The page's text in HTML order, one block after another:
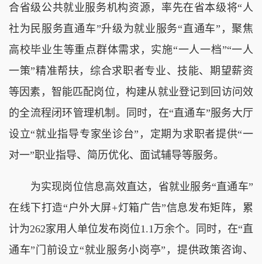
合省级公共就业服务机构资源，率先在省本级将“人
社为民服务直通车”升级为就业服务“直通车”，聚焦
高校毕业生等重点群体需求，实施“一人一档”“一人
一策”精准帮扶，综合求职者专业、技能、期望薪资
等因素，智能匹配岗位，构建从就业登记到回访问效
的全流程闭环管理机制。同时，在“直通车”服务大厅
设立“就业指导专家坐诊台”，定期为求职者提供“一
对一”职业指导、简历优化、面试辅导等服务。
为实现岗位信息高效直达，省就业服务“直通车”
在线下打造“户外大屏+灯箱广告”信息发布矩阵，累
计为262家用人单位发布岗位1.1万余个。同时，在“直
通车”门前设立“就业服务小岗亭”，提供政策咨询、